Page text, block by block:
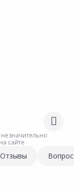
незначительно
сайте
Отзывы